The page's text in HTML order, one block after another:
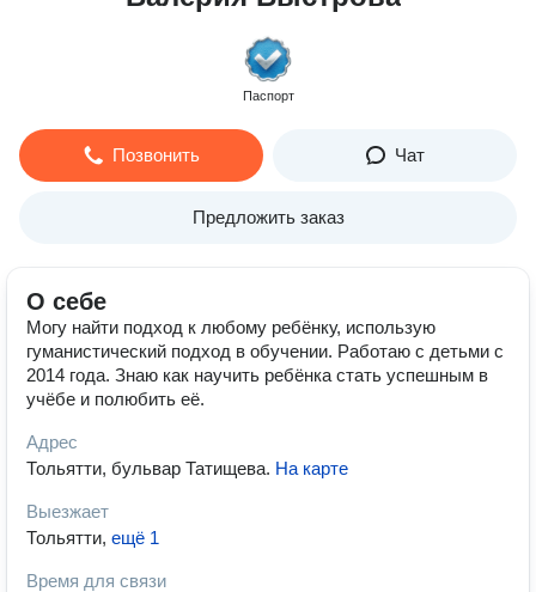
Паспорт
Позвонить Чат
Предложить заказ
О себе
Могу найти подход к любому ребёнку, использую
гуманистический подход в обучении. Работаю с детьми с
2014 года. Знаю как научить ребёнка стать успешным в
учёбе и полюбить её.
Адрес
Тольятти, бульвар Татищева. На карте
Выезжает
Тольятти, ещё 1
Время для связи